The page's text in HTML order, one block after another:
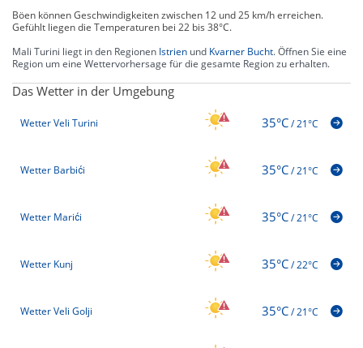
Böen können Geschwindigkeiten zwischen 12 und 25 km/h erreichen.
Gefühlt liegen die Temperaturen bei 22 bis 38°C.
Mali Turini liegt in den Regionen Istrien und Kvarner Bucht. Öffnen Sie eine
Region um eine Wettervorhersage für die gesamte Region zu erhalten.
Das Wetter in der Umgebung
Wetter Veli Turini 35°C/21°C
Wetter Barbići 35°C/21°C
Wetter Marići 35°C/21°C
Wetter Kunj 35°C/22°C
Wetter Veli Golji 35°C/21°C